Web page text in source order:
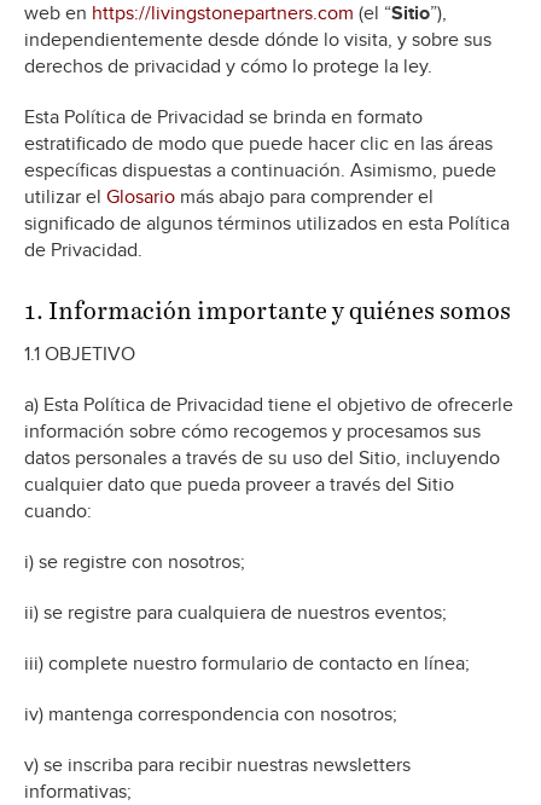
web en https://livingstonepartners.com (el “Sitio”),
independientemente desde dónde lo visita, y sobre sus
derechos de privacidad y cómo lo protege la ley.
Esta Política de Privacidad se brinda en formato
estratificado de modo que puede hacer clic en las áreas
específicas dispuestas a continuación. Asimismo, puede
utilizar el Glosario más abajo para comprender el
significado de algunos términos utilizados en esta Política
de Privacidad.
1. Información importante y quiénes somos
1.1 OBJETIVO
a) Esta Política de Privacidad tiene el objetivo de ofrecerle
información sobre cómo recogemos y procesamos sus
datos personales a través de su uso del Sitio, incluyendo
cualquier dato que pueda proveer a través del Sitio
cuando:
i) se registre con nosotros;
ii) se registre para cualquiera de nuestros eventos;
iii) complete nuestro formulario de contacto en línea;
iv) mantenga correspondencia con nosotros;
v) se inscriba para recibir nuestras newsletters
informativas;